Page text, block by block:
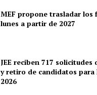
MEF propone trasladar los
lunes a partir de 2027
JEE reciben 717 solicitudes
y retiro de candidatos para
2026